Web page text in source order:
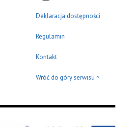
Deklaracja dostępności
Regulamin
Kontakt
Wróć do góry serwisu ^